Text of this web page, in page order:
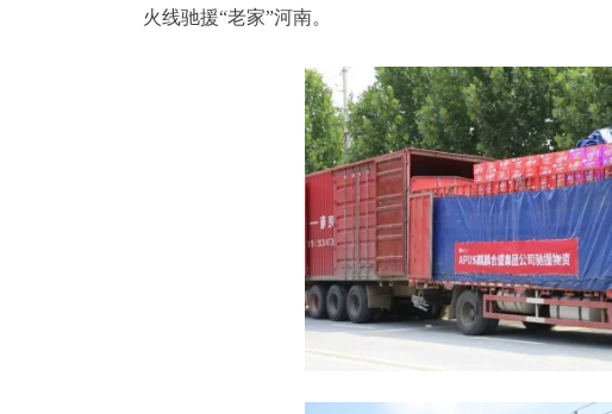
火线驰援“老家”河南。